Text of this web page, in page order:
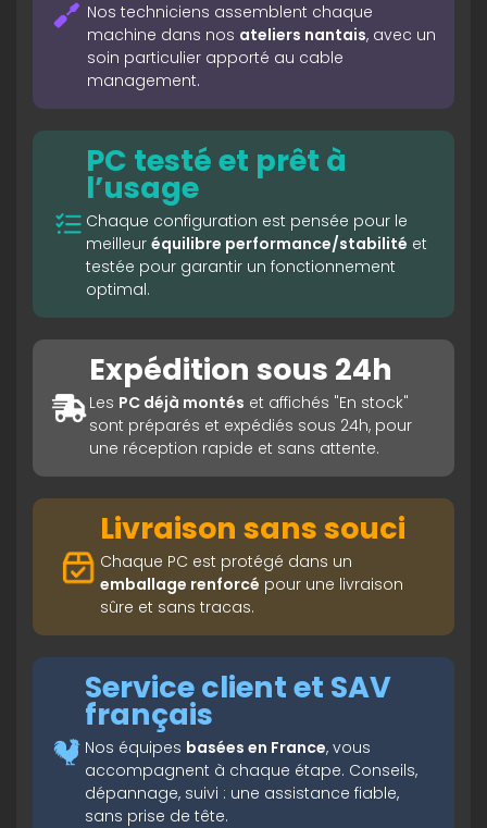
Nos techniciens assemblent chaque
machine dans nos ateliers nantais, avec un
soin particulier apporté au cable
management.
PC testé et prêt à
l’usage
Chaque configuration est pensée pour le
meilleur équilibre performance/stabilité et
testée pour garantir un fonctionnement
optimal.
Expédition sous 24h
Les PC déjà montés et affichés "En stock"
sont préparés et expédiés sous 24h, pour
une réception rapide et sans attente.
Livraison sans souci
Chaque PC est protégé dans un
emballage renforcé pour une livraison
sûre et sans tracas.
Service client et SAV
français
Nos équipes basées en France, vous
accompagnent à chaque étape. Conseils,
dépannage, suivi : une assistance fiable,
sans prise de tête.